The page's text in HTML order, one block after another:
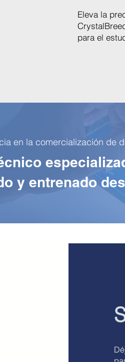
Eleva la
para el
en la comercialización de
y entrenado